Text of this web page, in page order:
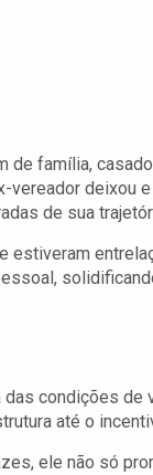
de família,
deixou
de sua
condições de
até o
ele não só